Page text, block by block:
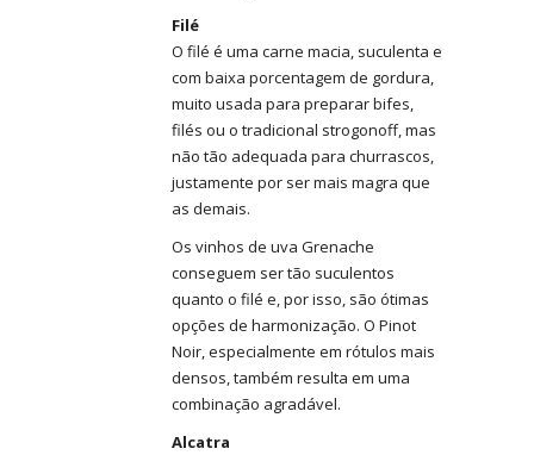
Filé
O filé é uma carne macia, suculenta e
com baixa porcentagem de gordura,
muito usada para preparar bifes,
filés ou o tradicional strogonoff, mas
não tão adequada para churrascos,
justamente por ser mais magra que
as demais.
Os vinhos de uva Grenache
conseguem ser tão suculentos
quanto o filé e, por isso, são ótimas
opções de harmonização. O Pinot
Noir, especialmente em rótulos mais
densos, também resulta em uma
combinação agradável.
Alcatra